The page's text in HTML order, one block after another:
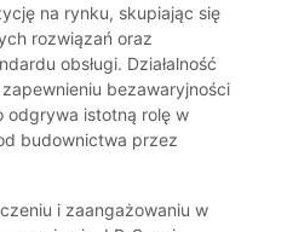
na rynku, skupiając się
rozwiązań oraz
obsługi. Działalność
bezawaryjności
odgrywa istotną rolę w
budownictwa przez
i zaangażowaniu w